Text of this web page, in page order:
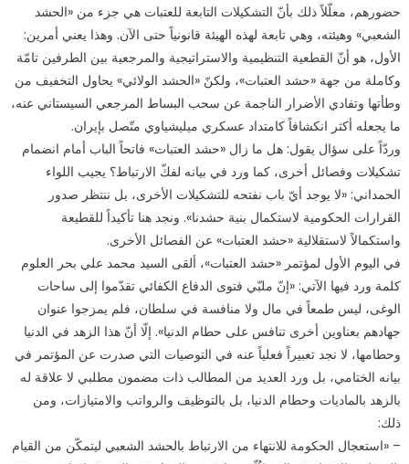
حضورهم، معلّلاً ذلك بأنّ التشكيلات التابعة للعتبات هي جزء من «الحشد
الشعبي» وهيئته، وهي تابعة لهذه الهيئة قانونياً حتى الآن. وهذا يعني أمرين:
الأول، هو أنّ القطعية التنظيمية والاستراتيجية والمرجعية بين الطرفين تامّة
وكاملة من جهة «حشد العتبات»، ولكنّ «الحشد الولائي» يحاول التخفيف من
وطأتها وتفادي الأضرار الناجمة عن سحب البساط المرجعي السيستاني عنه،
ما يجعله أكثر انكشافاً كامتداد عسكري ميليشياوي متّصل بإيران.
وردّاً على سؤال يقول: هل ما زال «حشد العتبات» فاتحاً الباب أمام انضمام
تشكيلات وفصائل أخرى، كما ورد في بيانه لفكّ الارتباط؟ يجيب اللواء
الحمداني: «لا يوجد أيّ باب نفتحه للتشكيلات الأخرى، بل ننتظر صدور
القرارات الحكومية لاستكمال بنية حشدنا». ونجد هنا تأكيداً للقطيعة
واستكمالاً لاستقلالية «حشد العتبات» عن الفصائل الأخرى.
في اليوم الأول لمؤتمر «حشد العتبات»، ألقى السيد محمد علي بحر العلوم
كلمة ورد فيها الآتي: «إنّ ملبّي فتوى الدفاع الكفائي تقدّموا إلى ساحات
الوغى، ليس طمعاً في مال ولا منافسة في سلطان، فلم يمزجوا عنوان
جهادهم بعناوين أخرى تنافس على حطام الدنيا». إلّا أنّ هذا الزهد في الدنيا
وحطامها، لا نجد تعبيراً فعلياً عنه في التوصيات التي صدرت عن المؤتمر في
بيانه الختامي، بل ورد العديد من المطالب ذات مضمون مطلبي لا علاقة له
بالزهد بالماديات وحطام الدنيا، بل بالتوظيف والرواتب والامتيازات، ومن
ذلك:
– «استعجال الحكومة للانتهاء من الارتباط بالحشد الشعبي ليتمكّن من القيام